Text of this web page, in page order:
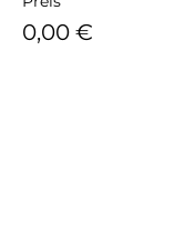
0,00 €